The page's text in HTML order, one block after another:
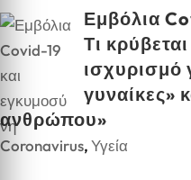
Εμβόλια
Τι
ισχυρισμό
γυναίκες»
ανθρώπου»
Coronavirus,Υγεία